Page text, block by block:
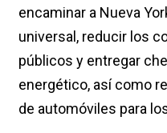
encaminar a Nueva
universal, reducir los
públicos y entregar
energético, así como
de automóviles para